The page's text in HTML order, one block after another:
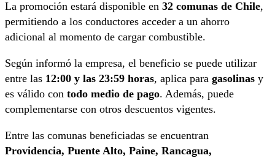
La promoción estará disponible en 32 comunas de Chile,
permitiendo a los conductores acceder a un ahorro
adicional al momento de cargar combustible.
Según informó la empresa, el beneficio se puede utilizar
entre las 12:00 y las 23:59 horas, aplica para gasolinas y
es válido con todo medio de pago. Además, puede
complementarse con otros descuentos vigentes.
Entre las comunas beneficiadas se encuentran
Providencia, Puente Alto, Paine, Rancagua,